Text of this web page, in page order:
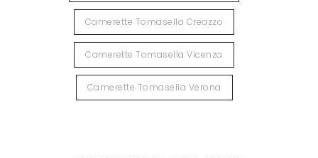
Camerette Tomasella Creazzo
Camerette Tomasella Vicenza
Camerette Tomasella Verona